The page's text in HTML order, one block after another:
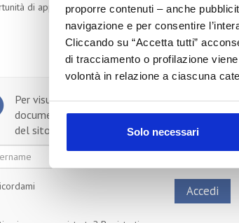
proporre contenuti – anche
navigazione e per consentire
Cliccando su “Accetta tutti”
di tracciamento o profilazione
volontà in relazione a ciascuna
Solo necessari
di approfondimentoperleimpreseinteressatea
Per visualizzare il testo completo del
documento, devi essere un utente registrato
del sito.
Password